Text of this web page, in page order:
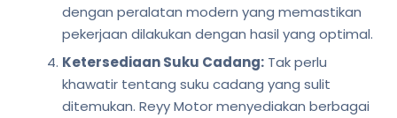
dengan peralatan modern yang memastikan
pekerjaan dilakukan dengan hasil yang optimal.
Ketersediaan Suku Cadang: Tak perlu
khawatir tentang suku cadang yang sulit
ditemukan. Reyy Motor menyediakan berbagai